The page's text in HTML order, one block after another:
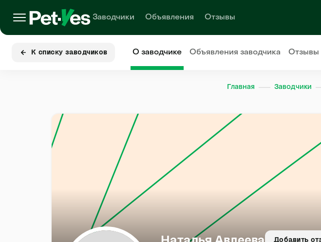
Заводчики Объявления Отзывы
К списку заводчиков О заводчике Объявлениязаводчика Отзывы
Главная Заводчики
Добавить